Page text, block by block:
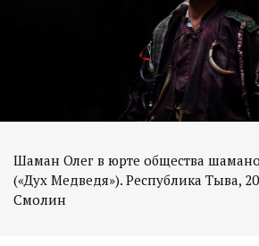
Шаман Олег в юрте общества
(«Дух Медведя»). Республика Тыва,
Смолин